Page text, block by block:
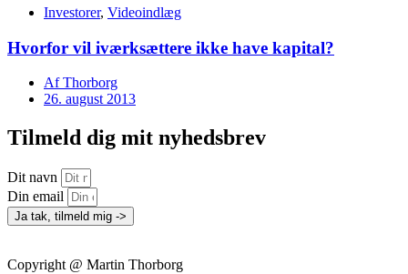
Investorer, Videoindlæg
Hvorfor vil iværksættere ikke have kapital?
AfThorborg
26. august 2013
Tilmeld dig mit nyhedsbrev
Dit navn
Din email
Ja tak, tilmeld mig ->
Copyright @ Martin Thorborg